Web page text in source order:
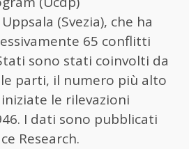
(Svezia), che ha
65 conflitti
sono stati coinvolti da
parti, il numero più alto
le rilevazioni
I dati sono pubblicati
Research.